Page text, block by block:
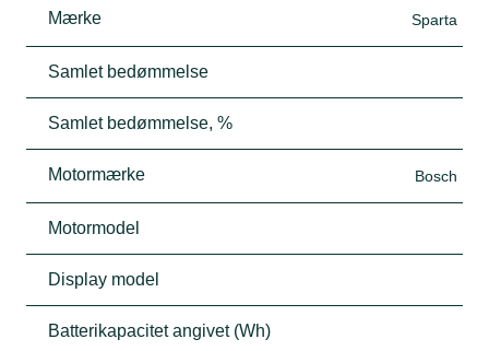
Mærke Sparta
Samlet bedømmelse
Samlet bedømmelse, %
Motormærke Bosch
Motormodel
Display model
Batterikapacitet angivet (Wh)